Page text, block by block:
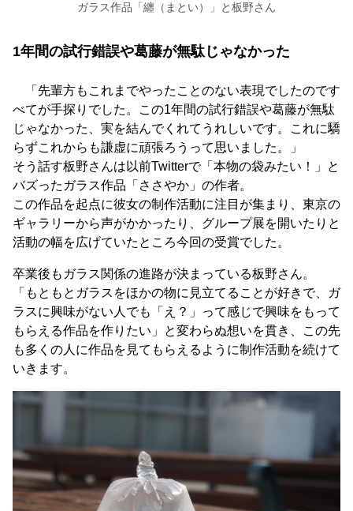
ガラス作品「纏（まとい）」と板野さん
1年間の試行錯誤や葛藤が無駄じゃなかった
「先輩方もこれまでやったことのない表現でしたのです
べてが手探りでした。この1年間の試行錯誤や葛藤が無駄
じゃなかった、実を結んでくれてうれしいです。これに驕
らずこれからも謙虚に頑張ろうって思いました。」
そう話す板野さんは以前Twitterで「本物の袋みたい！」と
バズったガラス作品「ささやか」の作者。
この作品を起点に彼女の制作活動に注目が集まり、東京の
ギャラリーから声がかかったり、グループ展を開いたりと
活動の幅を広げていたところ今回の受賞でした。
卒業後もガラス関係の進路が決まっている板野さん。
「もともとガラスをほかの物に見立てることが好きで、ガ
ラスに興味がない人でも「え？」って感じで興味をもって
もらえる作品を作りたい」と変わらぬ想いを貫き、この先
も多くの人に作品を見てもらえるように制作活動を続けて
いきます。